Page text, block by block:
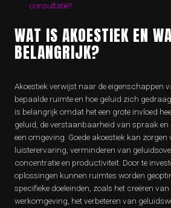
consultatie?
WAT IS AKOESTIEK EN
BELANGRIJK?
Akoestiek verwijst naar de eigenschappen
bepaalde ruimte en hoe geluid zich
is belangrijk omdat het een grote invloed
geluid, de verstaanbaarheid van spraak en
een omgeving. Goede akoestiek kan
luisterervaring, verminderen van
concentratie en productiviteit. Door te
oplossingen kunnen ruimtes worden
specifieke doeleinden, zoals het creëren
werkomgeving, het verbeteren van